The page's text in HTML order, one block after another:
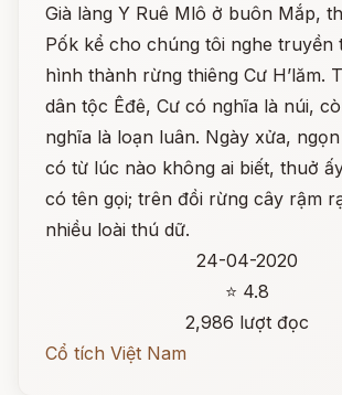
Già làng Y Ruê Mlô ở buôn Mắp,
Pốk kể cho chúng tôi nghe truyền
hình thành rừng thiêng Cư H’lăm.
dân tộc Êđê, Cư có nghĩa là núi,
nghĩa là loạn luân. Ngày xửa,
có từ lúc nào không ai biết, thuở
có tên gọi; trên đồi rừng cây rậm
nhiều loài thú dữ.
24-04-2020
⭐ 4.8
2,986 lượt đọc
Cổ tích Việt Nam